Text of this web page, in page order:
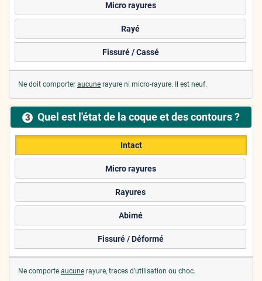
Micro rayures
Rayé
Fissuré / Cassé
Ne doit comporter aucune rayure ni micro-rayure. Il est neuf.
3 Quel est l'état de la coque et des contours ?
Intact
Micro rayures
Rayures
Abimé
Fissuré / Déformé
Ne comporte aucune rayure, traces d'utilisation ou choc.